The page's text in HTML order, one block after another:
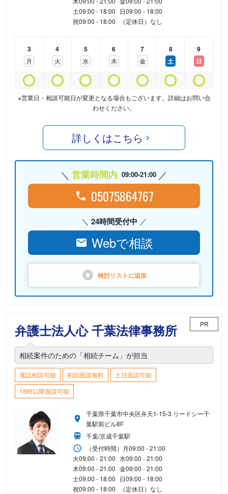
土09:00 - 18:00 日09:00 - 18:00
祝09:00 - 18:00 （定休日）なし
3
月
4
火
5
水
6
木
7
金
8
土
9
日
※営業日・相談可能日が変更となる場合もございます。詳細はお問い合
わせください。
詳しくはこちら
営業時間内 09:00-21:00
05075864767
24時間受付中
Webで相談
検討リストに追加
弁護士法人心 千葉法律事務所 PR
相続案件のための「相続チーム」が担当
電話相談可能 初回面談無料
土日面談可能
18時以降面談可能
千葉県千葉市中央区弁天1-15-3 リードシー千
葉駅前ビル8F
千葉/京成千葉駅
（受付時間） 月09:00 - 21:00
火09:00 - 21:00 水09:00 - 21:00
木09:00 - 21:00 金09:00 - 21:00
土09:00 - 18:00 日09:00 - 18:00
祝09:00 - 18:00 （定休日）なし